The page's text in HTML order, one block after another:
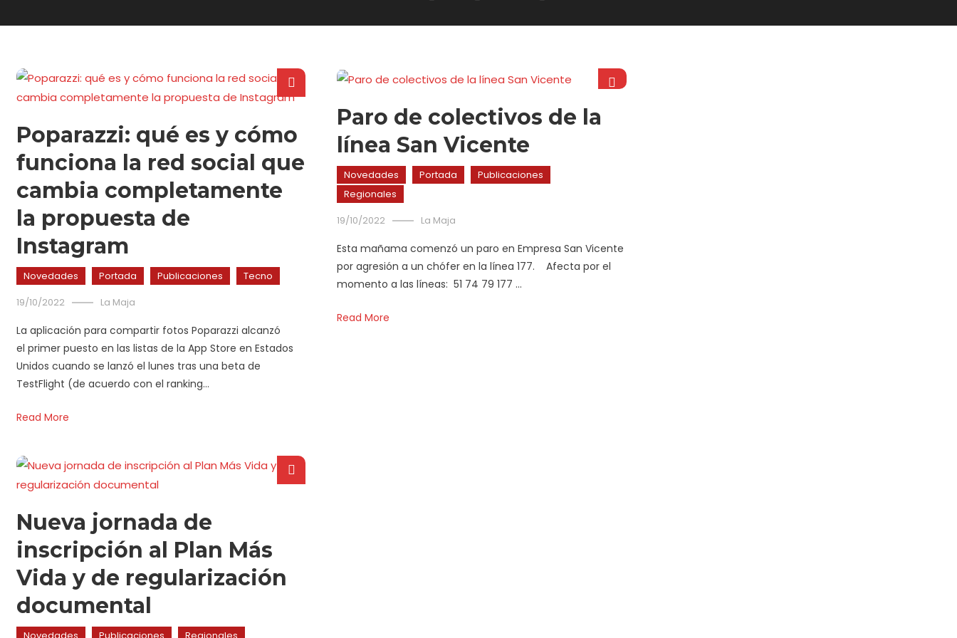
Poparazzi: qué es y cómo
funciona la red social que
cambia completamente
la propuesta de
Instagram
Novedades Portada Publicaciones
Tecno
19/10/2022
La Maja
La aplicación para compartir fotos Poparazzi alcanzó
el primer puesto en las listas de la App Store en Estados
Unidos cuando se lanzó el lunes tras una beta de
TestFlight (de acuerdo con el ranking…
Read More
Paro de colectivos de la
línea San Vicente
Novedades Portada
Publicaciones
Regionales
19/10/2022
La Maja
Esta mañama comenzó un paro en Empresa San Vicente
por agresión a un chófer en la línea 177. Afecta por el
momento a las líneas: 51 74 79 177 …
Read More
Nueva jornada de
inscripción al Plan Más
Vida y de regularización
documental